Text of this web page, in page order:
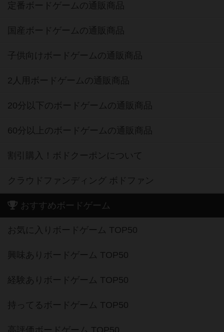
定番ボードゲームの通販商品
国産ボードゲームの通販商品
子供向けボードゲームの通販商品
2人用ボードゲームの通販商品
20分以下のボードゲームの通販商品
60分以上のボードゲームの通販商品
割引購入！ボドクーポンについて
クラウドファンディング ボドファン
おすすめボードゲーム
お気に入りボードゲーム TOP50
興味ありボードゲーム TOP50
経験ありボードゲーム TOP50
持ってるボードゲーム TOP50